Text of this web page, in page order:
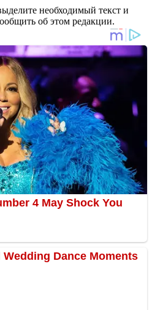
необходимый текст и
об этом редакции.